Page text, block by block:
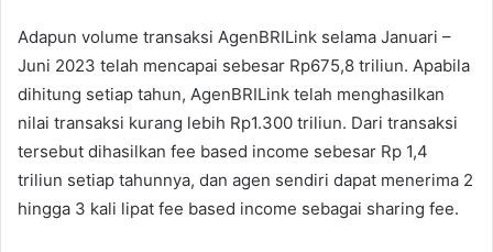
Adapun volume transaksi AgenBRILink selama Januari –
Juni 2023 telah mencapai sebesar Rp675,8 triliun. Apabila
dihitung setiap tahun, AgenBRILink telah menghasilkan
nilai transaksi kurang lebih Rp1.300 triliun. Dari transaksi
tersebut dihasilkan fee based income sebesar Rp 1,4
triliun setiap tahunnya, dan agen sendiri dapat menerima 2
hingga 3 kali lipat fee based income sebagai sharing fee.